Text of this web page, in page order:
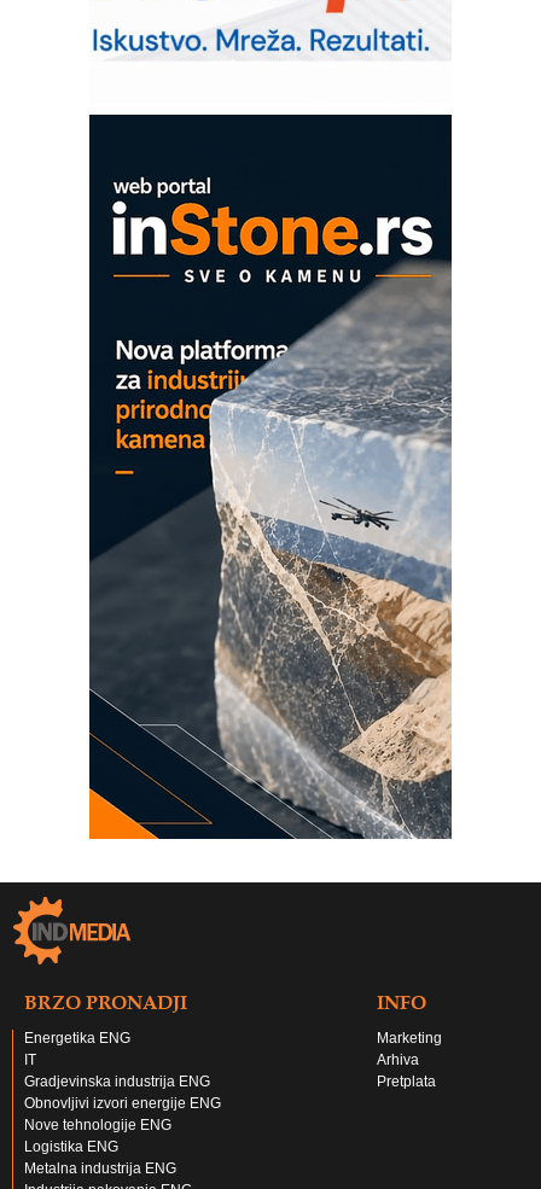
BRZO PRONADJI
Energetika ENG
IT
Gradjevinska industrija ENG
Obnovljivi izvori energije ENG
Nove tehnologije ENG
Logistika ENG
Metalna industrija ENG
INFO
Marketing
Arhiva
Pretplata